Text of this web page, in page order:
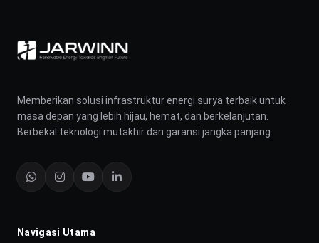
Memberikan solusi infrastruktur energi surya terbaik untuk
masa depan yang lebih hijau, hemat, dan berkelanjutan.
Berbekal teknologi mutakhir dan garansi jangka panjang.
Navigasi Utama